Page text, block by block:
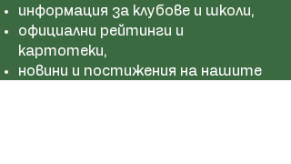
информация за клубове и школи,
официални рейтинги и
картотеки,
новини и постижения на нашите